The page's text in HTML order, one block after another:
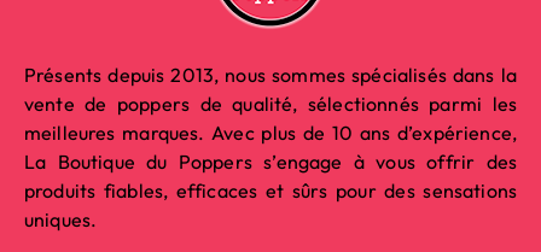
Présents depuis 2013, nous sommes spécialisés dans la
vente de poppers de qualité, sélectionnés parmi les
meilleures marques. Avec plus de 10 ans d’expérience,
La Boutique du Poppers s’engage à vous offrir des
produits fiables, efficaces et sûrs pour des sensations
uniques.